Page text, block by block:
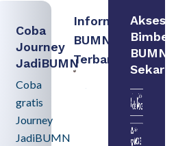
Coba
Journey
JadiBUMN
Coba
gratis
Journey
JadiBUMN
Informasi
BUMN
Terbaru:
Persiapan
Seleksi
Rekrutmen
Memahami
Akses
Bimbel
BUMN